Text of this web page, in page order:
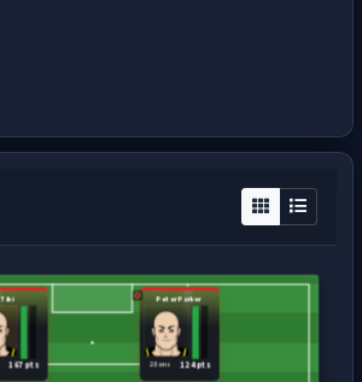
Tiki
167 pts
PeterParker
124 pts
28 ans